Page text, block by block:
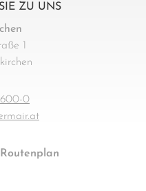
ZU UNS
1
600-0
Routenplan